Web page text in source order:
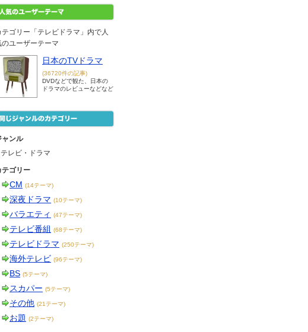
テゴリー「テレビドラマ」内で人
のユーザーテーマ
日本のTVドラマ
(36720件の記事)
DVDなどで観た、日本の
ドラマのレビューなどなど
ャンル
テレビ・ドラマ
テゴリー
CM (14テーマ)
深夜ドラマ (10テーマ)
バラエティ (47テーマ)
テレビ番組 (68テーマ)
テレビドラマ (250テーマ)
海外テレビ (96テーマ)
BS (5テーマ)
スカパー (5テーマ)
その他 (21テーマ)
お題 (2テーマ)